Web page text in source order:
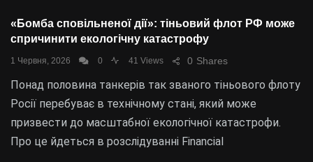
«Бомба сповільненої дії»: тіньовий флот РФ може
спричинити екологічну катастрофу
1 Червня, 2026 0 41 Views Shares
0
Понад половина танкерів так званого тіньового флоту
Росії перебуває в технічному стані, який може
призвести до масштабної екологічної катастрофи.
Про це йдеться в розслідуванні Financial